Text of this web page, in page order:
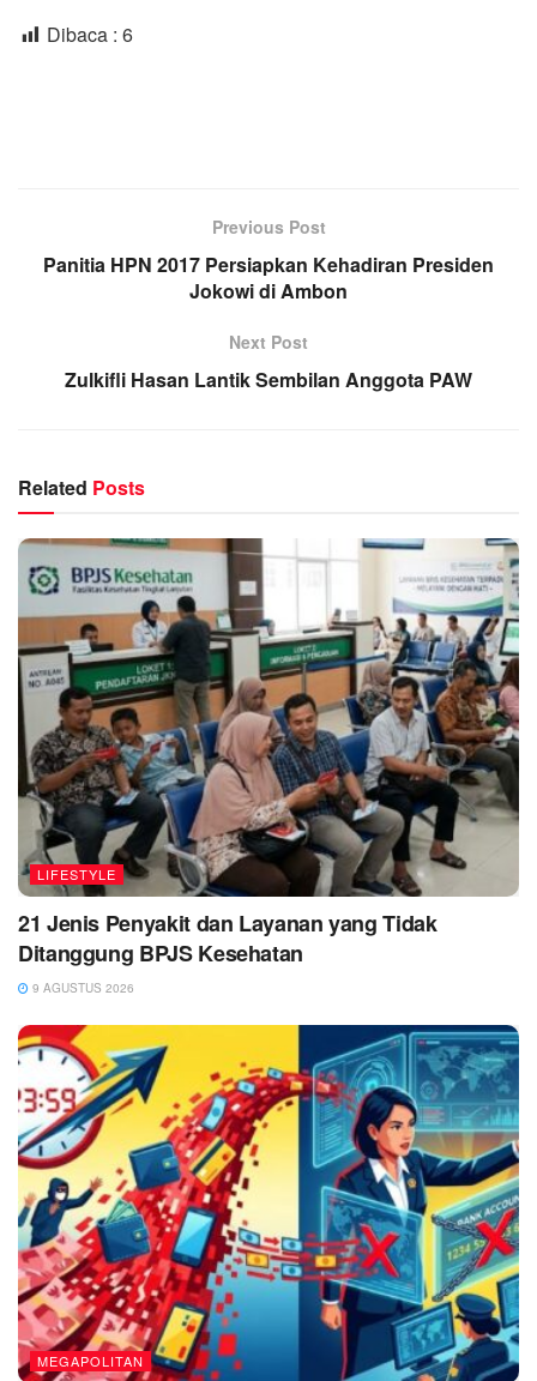
Dibaca : 6
Previous Post
Panitia HPN 2017 Persiapkan Kehadiran Presiden
Jokowi di Ambon
Next Post
Zulkifli Hasan Lantik Sembilan Anggota PAW
Related Posts
LIFESTYLE
21 Jenis Penyakit dan Layanan yang Tidak
Ditanggung BPJS Kesehatan
9 AGUSTUS 2026
MEGAPOLITAN